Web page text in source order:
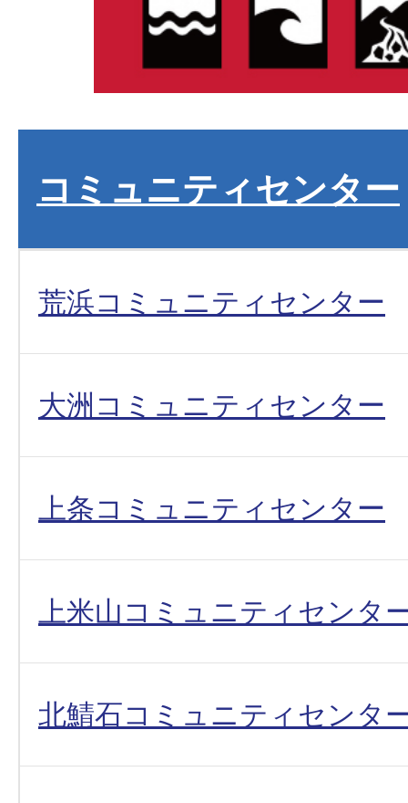
コミュニティセンター
荒浜コミュニティセンター
大洲コミュニティセンター
上条コミュニティセンター
上米山コミュニティセンタ
北鯖石コミュニティセンタ